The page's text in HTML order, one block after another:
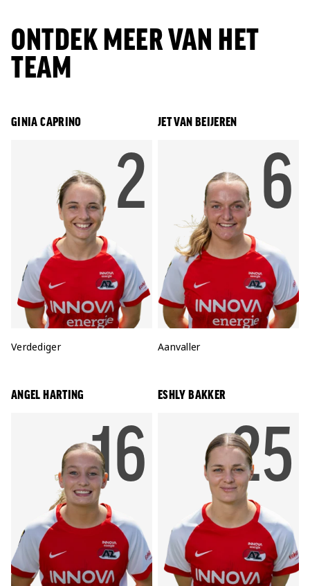
ONTDEK MEER VAN HET
TEAM
GINIA CAPRINO
2
Positie:
Verdediger
JET VAN BEIJEREN
6
Positie:
Aanvaller
ANGEL HARTING
16
ESHLY BAKKER
25